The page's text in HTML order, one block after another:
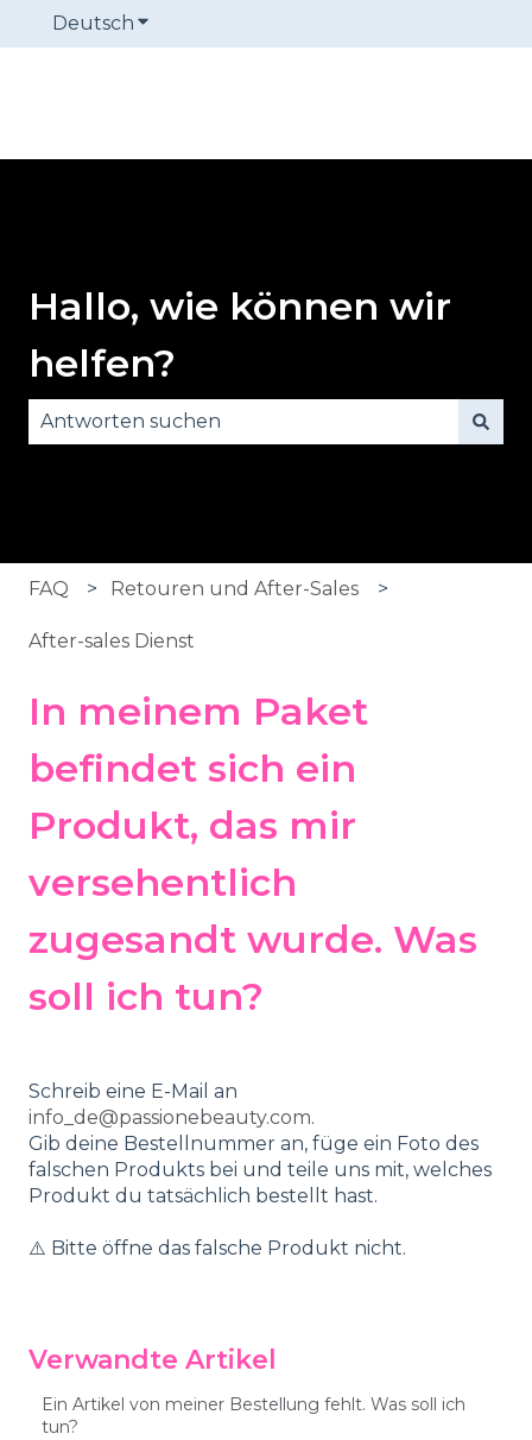
Deutsch Untermenü für Übersetzungen
Hallo, wie können wir
helfen?
FAQ Retouren und After-Sales
After-sales Dienst
In meinem Paket
befindet sich ein
Produkt, das mir
versehentlich
zugesandt wurde. Was
soll ich tun?
Schreib eine E-Mail an
info_de@passionebeauty.com.
Gib deine Bestellnummer an, füge ein Foto des
falschen Produkts bei und teile uns mit, welches
Produkt du tatsächlich bestellt hast.
⚠️ Bitte öffne das falsche Produkt nicht.
Verwandte Artikel
Ein Artikel von meiner Bestellung fehlt. Was soll ich
tun?